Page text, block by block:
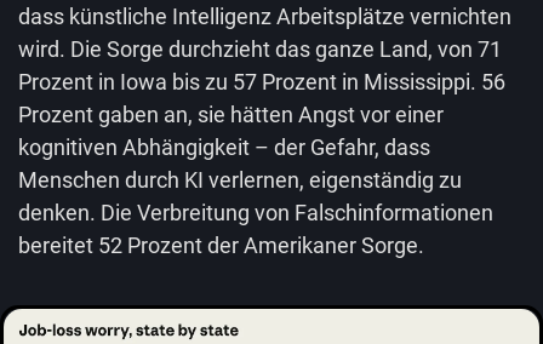
dass künstliche Intelligenz Arbeitsplätze vernichten
wird. Die Sorge durchzieht das ganze Land, von 71
Prozent in Iowa bis zu 57 Prozent in Mississippi. 56
Prozent gaben an, sie hätten Angst vor einer
kognitiven Abhängigkeit – der Gefahr, dass
Menschen durch KI verlernen, eigenständig zu
denken. Die Verbreitung von Falschinformationen
bereitet 52 Prozent der Amerikaner Sorge.